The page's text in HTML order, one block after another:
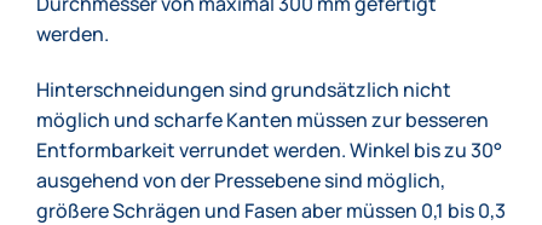
werden.
Hinterschneidungen sind grundsätzlich nicht
möglich und scharfe Kanten müssen zur besseren
Entformbarkeit verrundet werden. Winkel bis zu 30°
ausgehend von der Pressebene sind möglich,
größere Schrägen und Fasen aber müssen 0,1 bis 0,3